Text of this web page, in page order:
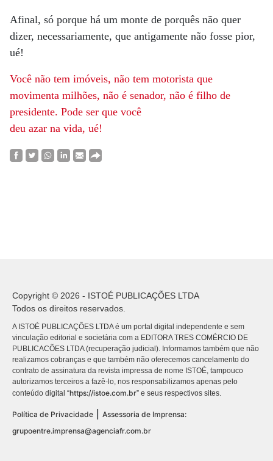
Afinal, só porque há um monte de porquês não quer
dizer, necessariamente, que antigamente não fosse pior,
ué!
Você não tem imóveis, não tem motorista que
movimenta milhões, não é senador, não é filho de
presidente. Pode ser que você
deu azar na vida, ué!
Copyright © 2026 - ISTOÉ PUBLICAÇÕES LTDA
Todos os direitos reservados.
A ISTOÉ PUBLICAÇÕES LTDA é um portal digital independente e sem
vinculação editorial e societária com a EDITORA TRES COMÉRCIO DE
PUBLICACÕES LTDA (recuperação judicial). Informamos também que não
realizamos cobranças e que também não oferecemos cancelamento do
contrato de assinatura da revista impressa de nome ISTOÉ, tampouco
autorizamos terceiros a fazê-lo, nos responsabilizamos apenas pelo
conteúdo digital “https://istoe.com.br” e seus respectivos sites.
Política de Privacidade
Assessoria de Imprensa:
grupoentre.imprensa@agenciafr.com.br